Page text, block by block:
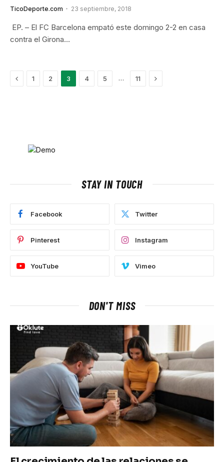
TicoDeporte.com 23 septiembre, 2018
EP. – El FC Barcelona empató este domingo 2-2 en casa
contra el Girona…
Previous
1 2 3 4 5 … 11 Next
STAY IN TOUCH
Facebook Twitter
Pinterest Instagram
YouTube Vimeo
DON'T MISS